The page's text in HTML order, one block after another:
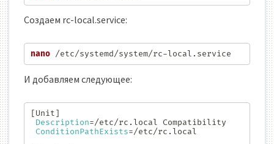
Создаем rc-local.service:
nano /etc/systemd/system/rc-local.service
И добавляем следующее:
[Unit]
Description=/etc/rc.local Compatibility
ConditionPathExists=/etc/rc.local